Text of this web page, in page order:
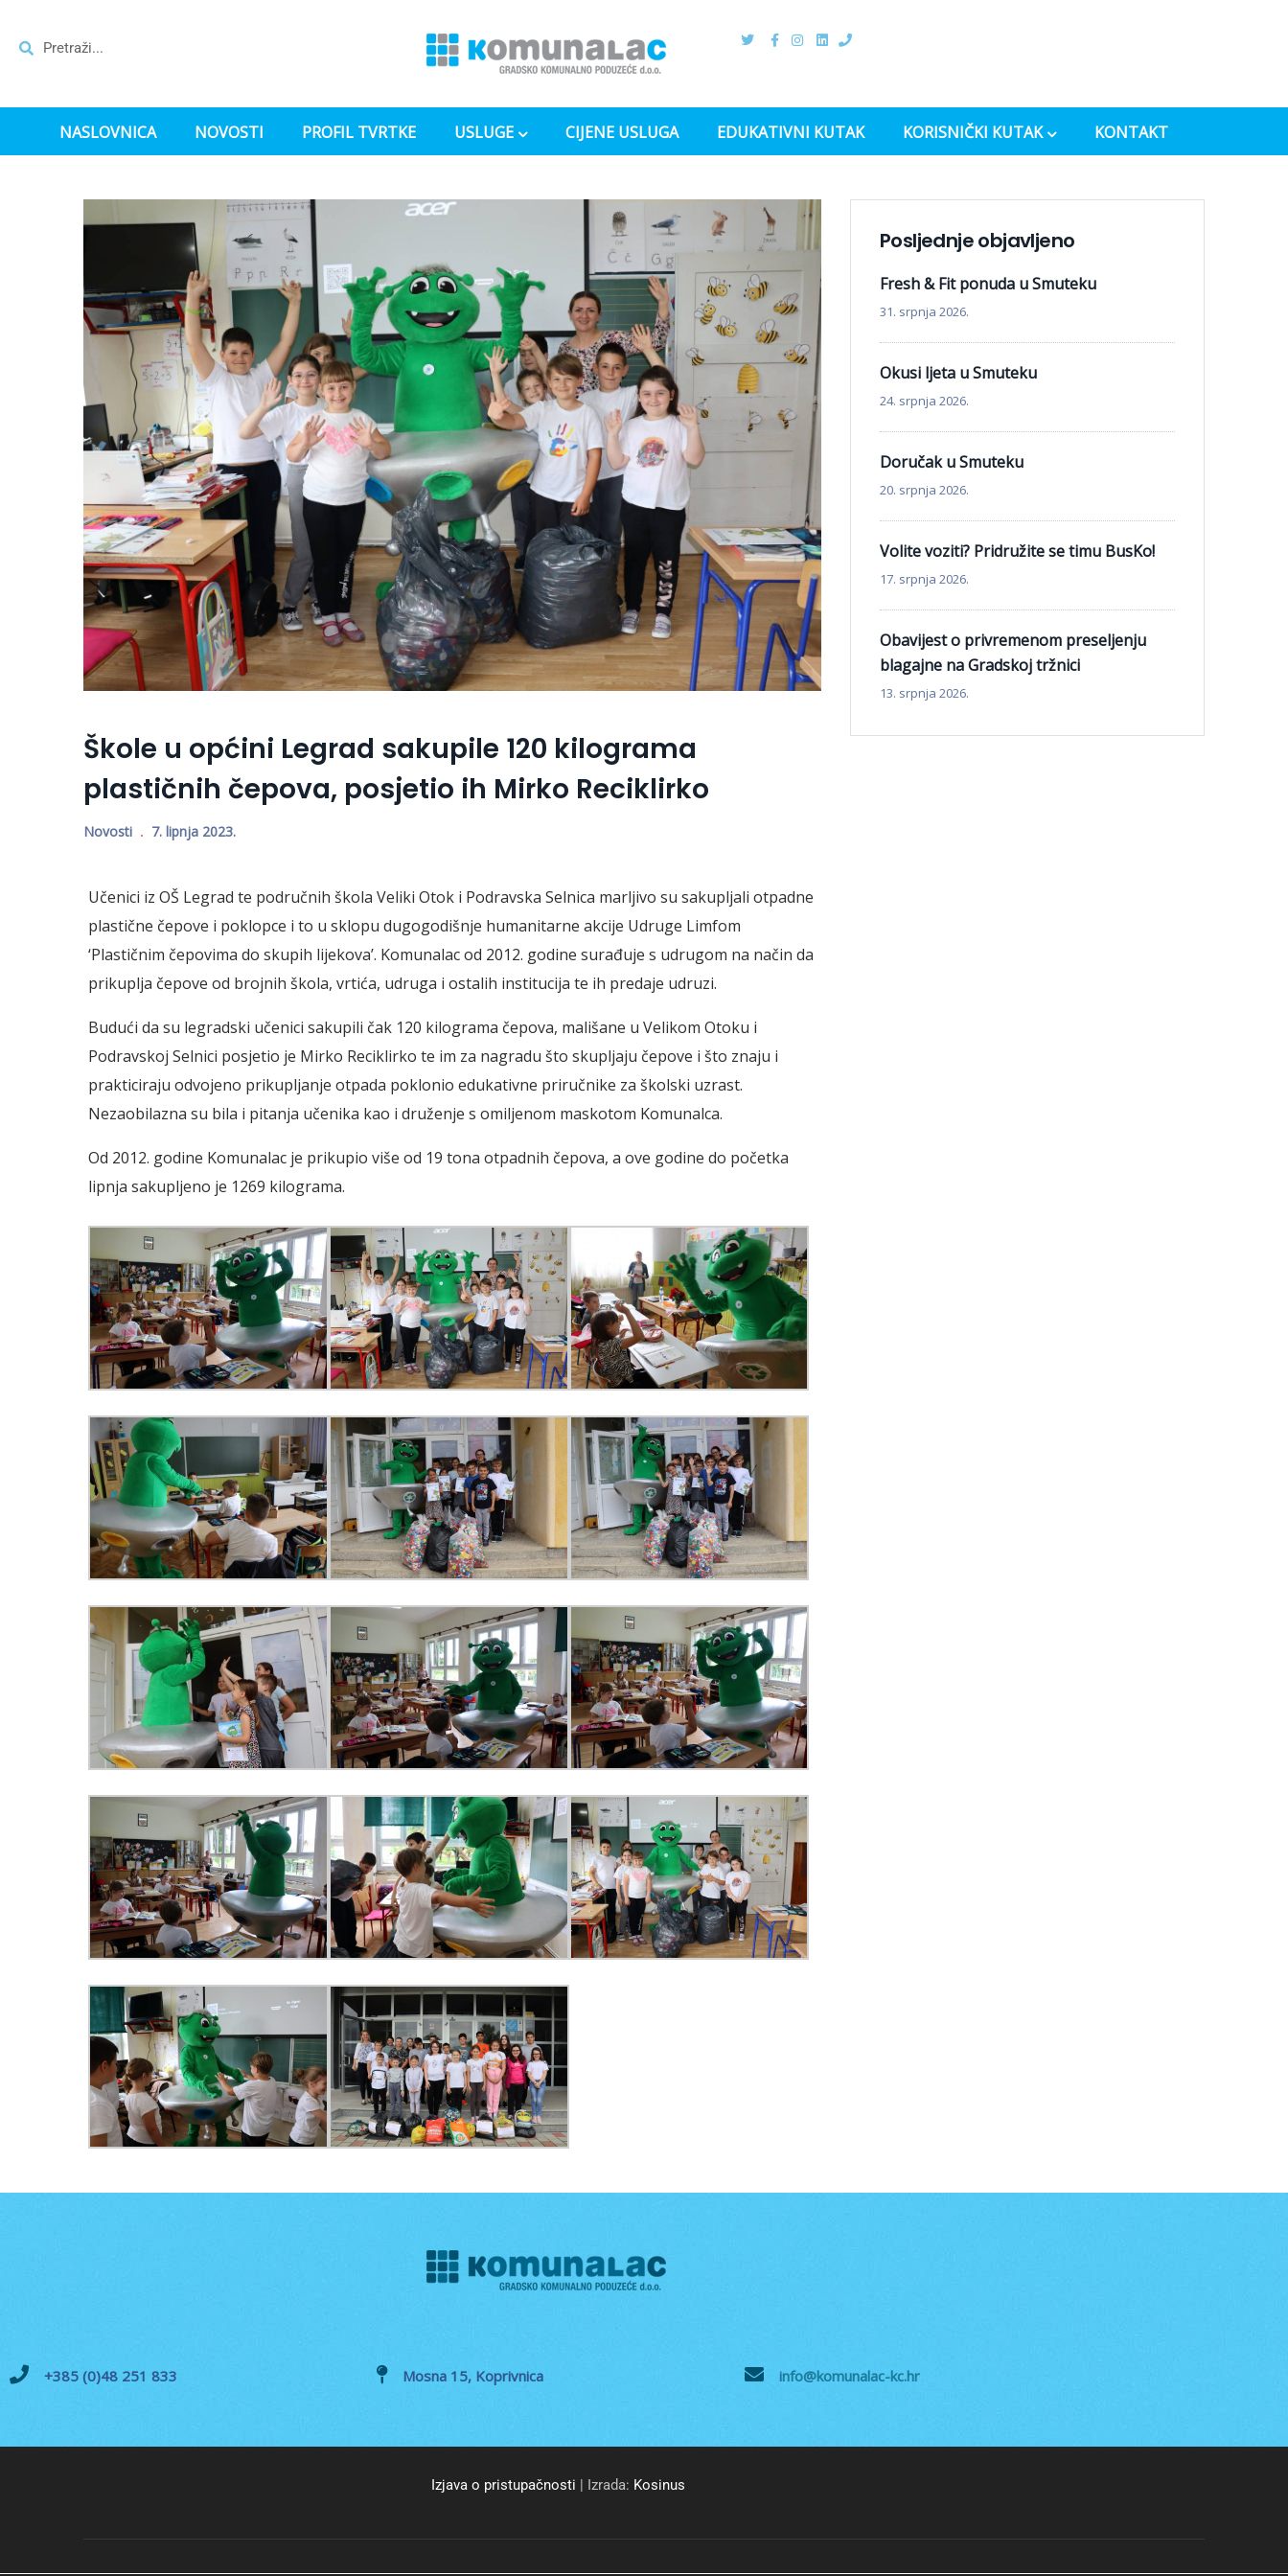
NASLOVNICA NOVOSTI PROFIL TVRTKE USLUGE CIJENE USLUGA EDUKATIVNI KUTAK KORISNIČKI KUTAK KONTAKT
Škole u općini Legrad sakupile 120 kilograma
plastičnih čepova, posjetio ih Mirko Reciklirko
Novosti 7. lipnja 2023.
Učenici iz OŠ Legrad te područnih škola Veliki Otok i Podravska Selnica marljivo su sakupljali otpadne
plastične čepove i poklopce i to u sklopu dugogodišnje humanitarne akcije Udruge Limfom
‘Plastičnim čepovima do skupih lijekova’. Komunalac od 2012. godine surađuje s udrugom na način da
prikuplja čepove od brojnih škola, vrtića, udruga i ostalih institucija te ih predaje udruzi.
Budući da su legradski učenici sakupili čak 120 kilograma čepova, mališane u Velikom Otoku i
Podravskoj Selnici posjetio je Mirko Reciklirko te im za nagradu što skupljaju čepove i što znaju i
prakticiraju odvojeno prikupljanje otpada poklonio edukativne priručnike za školski uzrast.
Nezaobilazna su bila i pitanja učenika kao i druženje s omiljenom maskotom Komunalca.
Od 2012. godine Komunalac je prikupio više od 19 tona otpadnih čepova, a ove godine do početka
lipnja sakupljeno je 1269 kilograma.
Posljednje objavljeno
Fresh & Fit ponuda u Smuteku
31. srpnja 2026.
Okusi ljeta u Smuteku
24. srpnja 2026.
Doručak u Smuteku
20. srpnja 2026.
Volite voziti? Pridružite se timu BusKo!
17. srpnja 2026.
Obavijest o privremenom preseljenju
blagajne na Gradskoj tržnici
13. srpnja 2026.
+385 (0)48 251 833 Mosna 15, Koprivnica info@komunalac-kc.hr
Izjava o pristupačnosti | Izrada: Kosinus